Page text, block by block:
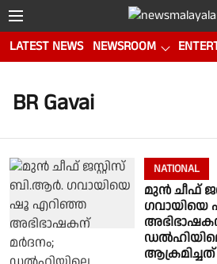
LATEST NEWS NEWSROOM
BR Gavai
NATIONAL
മുന്‍ ചീഫ്